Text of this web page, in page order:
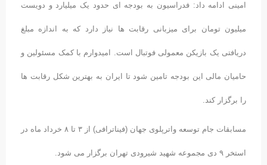
امینی ادامه داد: فدراسیون به بودجه ای حدود یک میلیارد و دویست
میلیون تومان برای میزبانی رقابت ها نیاز دارد که به اندازه مبلغ
دریافتی یک بازیکن معمولی فوتبال است. امیدوارم با کمک مسئولین و
حامیان مالی این بودجه تامین شود تا ایران به بهترین شکل رقابت ها
را برگزار کند.
مسابقات جام توسعه واترپلوی جهان (فیناترافی) از ۳ تا ۸ خرداد ماه در
استخر ۹ دی مجموعه شهید شیرودی تهران برگزار می شود.